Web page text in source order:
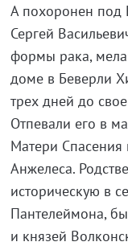
А похоронен
Сергей
формы рака,
доме в Беверли
трех дней до
Отпевали его в
Матери
Анжелеса.
историческую в
Пантелеймона,
и князей